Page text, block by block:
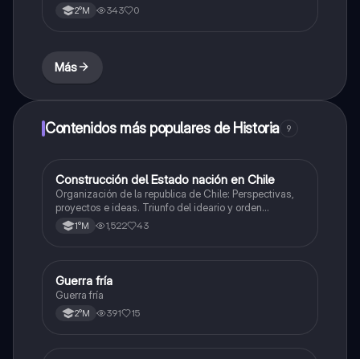
2°M 343 0
Más
Contenidos más populares de Historia 9
Historia
Construcción del Estado nación en Chile
Organización de la republica de Chile: Perspectivas,
proyectos e ideas. Triunfo del ideario y orden
conservador. Constitución de 1833. "Era Portaliana"
1°M 1,522 43
Historia
Guerra fría
Guerra fría
2°M 391 15